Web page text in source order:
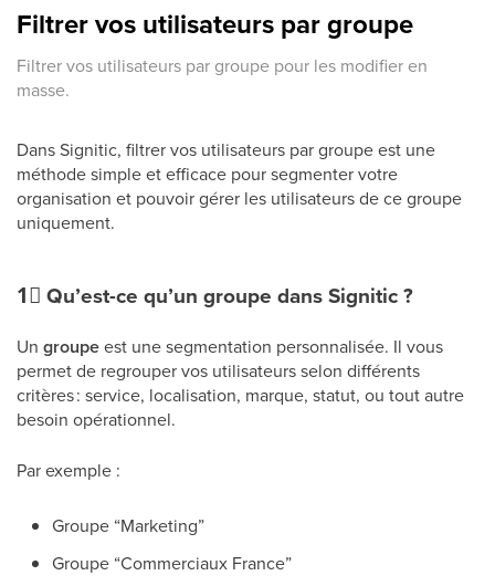
Filtrer vos utilisateurs par groupe
Filtrer vos utilisateurs par groupe pour les modifier en
masse.
Dans Signitic, filtrer vos utilisateurs par groupe est une
méthode simple et efficace pour segmenter votre
organisation et pouvoir gérer les utilisateurs de ce groupe
uniquement.
1⃣ Qu’est-ce qu’un groupe dans Signitic ?
Un groupeest une segmentation personnalisée. Il vous
permet de regrouper vos utilisateurs selon différents
critères : service, localisation, marque, statut, ou tout autre
besoin opérationnel.
Par exemple :
Groupe “Marketing”
Groupe “Commerciaux France”